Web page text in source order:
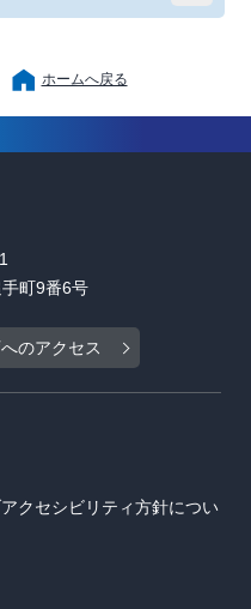
ホームへ戻る
町9番6号
のアクセス
クセシビリティ方針につい